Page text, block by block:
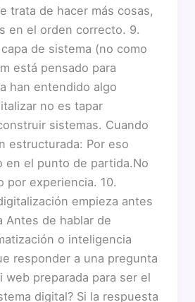
trata de hacer más cosas,
en el orden correcto. 9.
de sistema (no como
está pensado para
han entendido algo
no es tapar
sistemas. Cuando
estructurada: Por eso
en el punto de partida.No
por experiencia. 10.
empieza antes
Antes de hablar de
o inteligencia
responder a una pregunta
web preparada para ser el
digital? Si la respuesta